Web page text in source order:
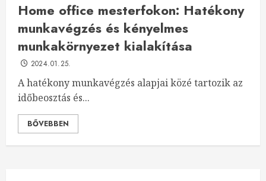
Home office mesterfokon: Hatékony
munkavégzés és kényelmes
munkakörnyezet kialakítása
2024.01.25.
A hatékony munkavégzés alapjai közé tartozik az
időbeosztás és...
BŐVEBBEN